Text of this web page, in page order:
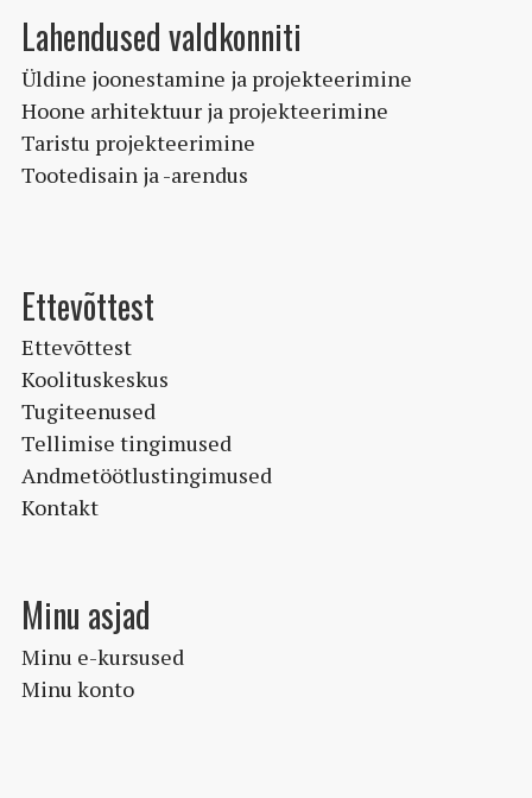
Lahendused valdkonniti
Üldine joonestamine ja projekteerimine
Hoone arhitektuur ja projekteerimine
Taristu projekteerimine
Tootedisain ja -arendus
Ettevõttest
Ettevõttest
Koolituskeskus
Tugiteenused
Tellimise tingimused
Andmetöötlustingimused
Kontakt
Minu asjad
Minu e-kursused
Minu konto